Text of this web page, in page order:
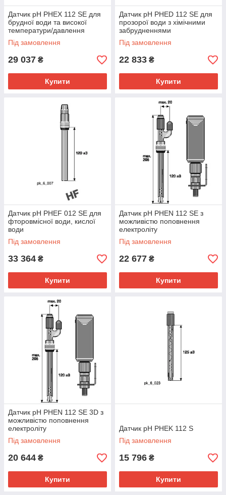
Датчик pH PHEX 112 SE для
брудної води та високої
температури/давлення
Під замовлення
29 037 ₴
Купити
Датчик pH PHED 112 SE для
прозорої води з хімічними
забрудненнями
Під замовлення
22 833 ₴
Купити
Датчик pH PHEF 012 SE для
фторовмісної води, кислої
води
Під замовлення
33 364 ₴
Купити
Датчик pH PHEN 112 SE з
можливістю поповнення
електроліту
Під замовлення
22 677 ₴
Купити
Датчик pH PHEN 112 SE 3D з
можливістю поповнення
електроліту
Під замовлення
20 644 ₴
Купити
Датчик pH PHEK 112 S
Під замовлення
15 796 ₴
Купити